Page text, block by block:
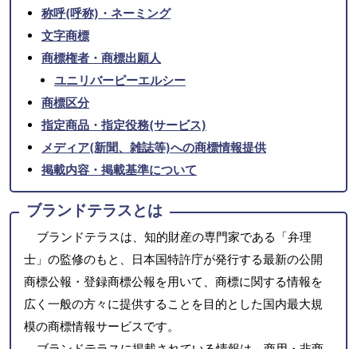
称呼(呼称)・ネーミング
文字商標
商標権者・商標出願人
ユニリバーピーエルシー
商標区分
指定商品・指定役務(サービス)
メディア(新聞、雑誌等)への商標情報提供
掲載内容・掲載基準について
ブランドテラスとは
ブランドテラスは、知的財産の専門家である「弁理
士」の監修のもと、日本国特許庁が発行する最新の公開
商標公報・登録商標公報を用いて、商標に関する情報を
広く一般の方々に提供することを目的とした国内最大規
模の商標情報サービスです。